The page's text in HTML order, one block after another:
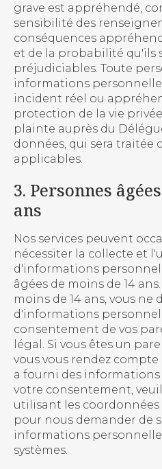
grave est appréhendé,
sensibilité des
conséquences
et de la probabilité qu'ils
préjudiciables. Toute
informations
incident réel ou
protection de la vie
plainte auprès du
données, qui sera traitée
applicables.
3. Personnes
ans
Nos services peuvent
nécessiter la collecte et
d'informations
âgées de moins de 14
moins de 14 ans, vous ne
d'informations
consentement de vos
légal. Si vous êtes un
vous vous rendez
a fourni des
votre consentement,
utilisant les coordonnées
pour nous demander de
informations
systèmes.